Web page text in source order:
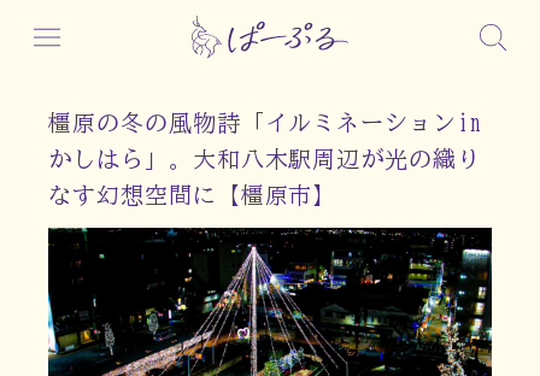
橿原の冬の風物詩「イルミネーションin
かしはら」。大和八木駅周辺が光の織り
なす幻想空間に【橿原市】